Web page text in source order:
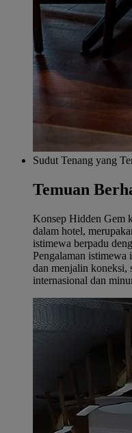
Sudut Tenang yang
Temuan
Konsep Hidden Gem
dalam hotel,
istimewa berpadu
Pengalaman istimewa
dan menjalin koneksi,
internasional dan